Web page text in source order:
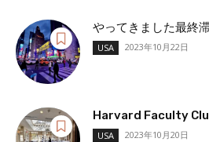
やってきました最終
USA 2023年10月22日
Harvard Faculty
USA 2023年10月20日